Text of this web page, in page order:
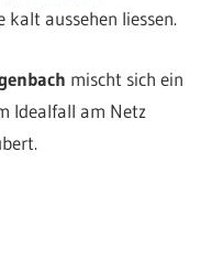
kalt aussehen liessen.
mischt sich ein
Idealfall am Netz